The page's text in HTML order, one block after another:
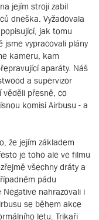
jejím stroji zabil
dneška. Vyžadovala
jak tomu
jsme vypracovali plány
kameru, kam
aparáty. Náš
a supervizor
věděli přesně, co
komisi Airbusu - a
že jejím základem
je toho ale ve filmu
všechny dráty a
pádu
Negative nahrazovali i
se během akce
letu. Trikaři